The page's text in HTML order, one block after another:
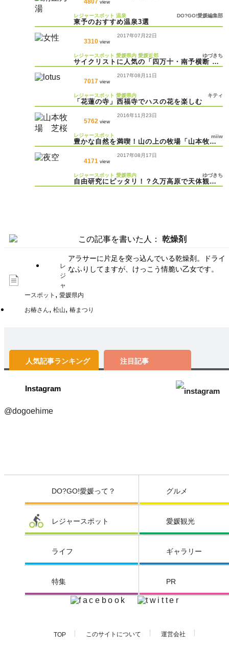
4807 view
東予のおすすめ温泉3選
レジャースポット 温泉 DO?GO!愛媛編集部
3310 view
2017年07月22日
サイクリストに人気の「四万十・南予横断 2
レジャースポット 愛媛県内 愛媛近郊 ゆづきち
7017 view
2017年08月11日
「花蓮の寺」西福寺でハスの花を楽しむ
レジャースポット 愛媛県内 キティ
5762 view
2016年11月23日
豊かな自然を満喫！山の上の牧場「山本牧
レジャースポット miiw
4171 view
2017年08月17日
自由研究にピッタリ！？久万高原で天体観測
レジャースポット 愛媛県内 ゆづきち
この記事を書いた人： 乾燥剤
アラサーに片足を突っ込んでいる乾燥剤。ドライ
なふりしてますが、けっこう情脆い乙女です。
レ
ジ
ャ
ースポット , 愛媛県内
お椿さん, 松山, 椿まつり
人気記事ランキング 注目記事
Instagram
@dogoehime
DO?GO!愛媛って？ グルメ
レジャースポット 愛媛観光
ライフ ギャラリー
特集 PR
TOP このサイトについて 運営会社